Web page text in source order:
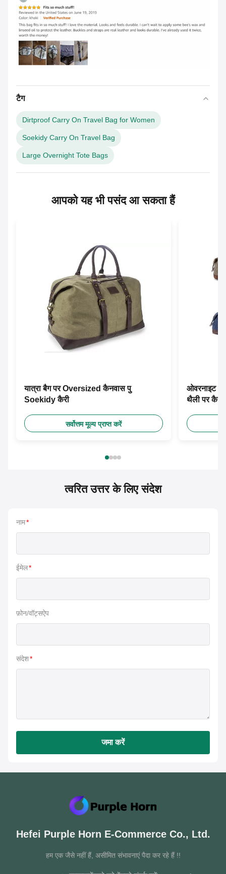
टैग
Dirtproof Carry On Travel Bag for Women
Soekidy Carry On Travel Bag
Large Overnight Tote Bags
आपको यह भी पसंद आ सकता हैं
यात्रा बैग पर Oversized कैनवास पु
Soekidy कैरी
सर्वोत्तम मूल्य प्राप्त करें
ओवरनाइट
थैली पर कैरी
त्वरित उत्तर के लिए संदेश
नाम*
ईमेल*
फ़ोन/वॉट्सऐप
संदेश*
जमा करें
Hefei Purple Horn E-Commerce Co., Ltd.
हम एक जैसे नहीं हैं, असीमित संभावनाएं पैदा कर रहे हैं !!